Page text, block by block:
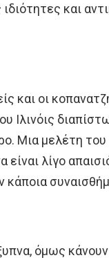
και
και οι
Ιλινόις
Μια μελέτη του
λίγο
κάποια
όμως